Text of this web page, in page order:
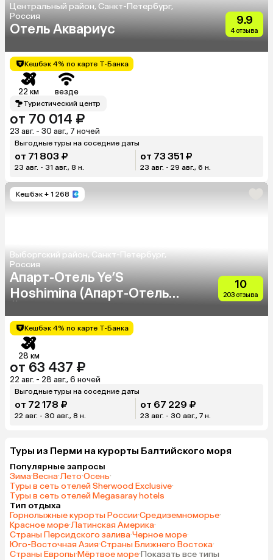
Центральный район, Санкт-Петербург,
Россия
Отель Аквариус
9.9
4 отзыва
Кешбэк 4% по карте Т-Банка
22 км везде
Туристический центр
от 70 014 ₽
23 авг. - 30 авг., 7 ночей
Выгодные туры на соседние даты
от 71 803 ₽
23 авг. - 31 авг., 8 н.
от 73 351 ₽
23 авг. - 29 авг., 6 н.
Кешбэк + 1 268
Выборгский район, Санкт-Петербург,
Россия
Апарт-Отель Ye’S
Hoshimina (Апарт-Отель
10
203 отзыва
Кешбэк 4% по карте Т-Банка
28 км
от 63 437 ₽
22 авг. - 28 авг., 6 ночей
Выгодные туры на соседние даты
от 72 178 ₽
22 авг. - 30 авг., 8 н.
от 67 229 ₽
23 авг. - 30 авг., 7 н.
Туры из Перми на курорты Балтийского моря
Популярные запросы
Зима·Весна·Лето·Осень·
Туры в сеть отелей Sherwood Exclusive·
Туры в сеть отелей Megasaray hotels
Тип отдыха
Горнолыжные курорты России·Средиземноморье·
Красное море·Латинская Америка·
Страны Персидского залива·Черное море·
Юго-Восточная Азия·Страны Ближнего Востока·
Страны Европы·Мёртвое море·Показать все типы